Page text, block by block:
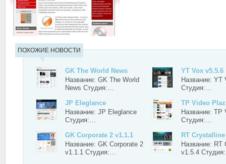
ПОХОЖИЕ НОВОСТИ
GK The World News
Название: GK The World
News Студия:…
YT Vox v5.5.6
Название: YT
Студия:…
JP Eleglance
Название: JP Eleglance
Студия:…
TP Video
Название: TP
Студия:…
GK Corporate 2 v1.1.1
Название: GK Corporate 2
v1.1.1 Студия:…
RT
Название: RT
v1.5.4